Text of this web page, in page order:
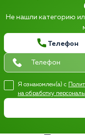
Не нашли категорию
Телефон
Я ознакомлен(а) с
на обработку